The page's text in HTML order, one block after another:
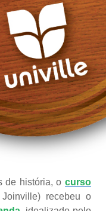
de história, o curso
Joinville) recebeu o